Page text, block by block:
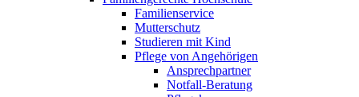
Familienservice
Mutterschutz
Studieren mit Kind
Pflege von Angehörigen
Ansprechpartner
Notfall-Beratung